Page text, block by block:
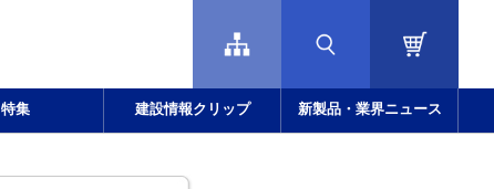
特集 建設情報クリップ 新製品・業界ニュース